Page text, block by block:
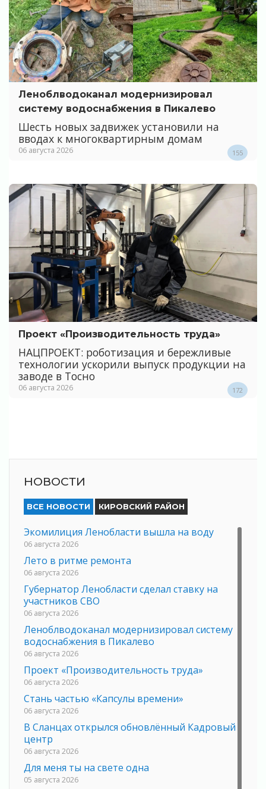
Леноблводоканал модернизировал
систему водоснабжения в Пикалево
Шесть новых задвижек установили на
вводах к многоквартирным домам
06 августа 2026 155
Проект «Производительность труда»
НАЦПРОЕКТ: роботизация и бережливые
технологии ускорили выпуск продукции на
заводе в Тосно
06 августа 2026 172
НОВОСТИ
ВСЕ НОВОСТИ КИРОВСКИЙ РАЙОН
Экомилиция Ленобласти вышла на воду
06 августа 2026
Лето в ритме ремонта
06 августа 2026
Губернатор Ленобласти сделал ставку на
участников СВО
06 августа 2026
Леноблводоканал модернизировал систему
водоснабжения в Пикалево
06 августа 2026
Проект «Производительность труда»
06 августа 2026
Стань частью «Капсулы времени»
06 августа 2026
В Сланцах открылся обновлённый Кадровый
центр
06 августа 2026
Для меня ты на свете одна
05 августа 2026